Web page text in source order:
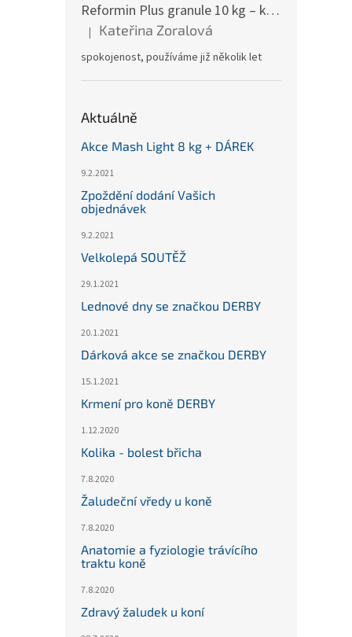
Reformin Plus granule 10 kg – kbelík (Höveler)
Hodnocení produktu je 5 z 5 hvězdiček.
| Kateřina Zoralová
spokojenost, používáme již několik let
Aktuálně
Akce Mash Light 8 kg + DÁREK
9.2.2021
Zpoždění dodání Vašich
objednávek
9.2.2021
Velkolepá SOUTĚŽ
29.1.2021
Lednové dny se značkou DERBY
20.1.2021
Dárková akce se značkou DERBY
15.1.2021
Krmení pro koně DERBY
1.12.2020
Kolika - bolest břicha
7.8.2020
Žaludeční vředy u koně
7.8.2020
Anatomie a fyziologie trávícího
traktu koně
7.8.2020
Zdravý žaludek u koní